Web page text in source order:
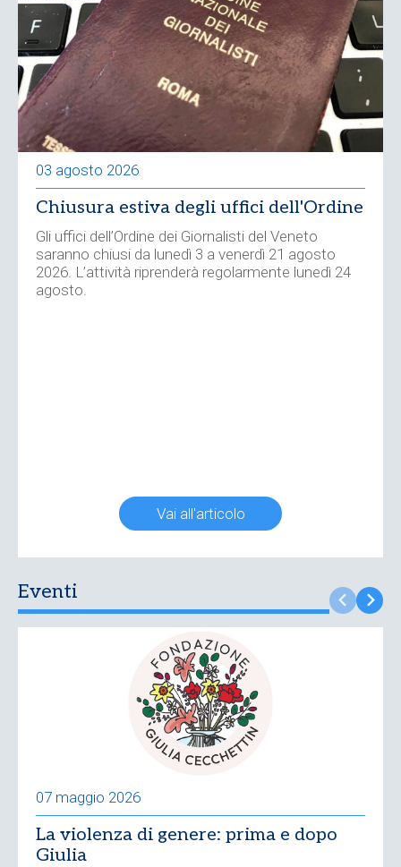
03 agosto 2026
Chiusura estiva degli uffici dell'Ordine
Gli uffici dell’Ordine dei Giornalisti del Veneto
saranno chiusi da lunedì 3 a venerdì 21 agosto
2026. L’attività riprenderà regolarmente lunedì 24
agosto.
Vai all'articolo
Eventi
07 maggio 2026
La violenza di genere: prima e dopo
Giulia